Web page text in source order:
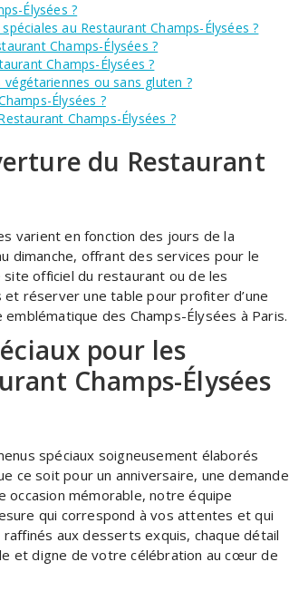
Élysées ?
au Restaurant Champs-Élysées ?
Champs-Élysées ?
Champs-Élysées ?
ou sans gluten ?
Élysées ?
Champs-Élysées ?
du Restaurant
varient en fonction des jours de la
dimanche, offrant des services pour le
officiel du restaurant ou de les
réserver une table pour profiter d’une
des Champs-Élysées à Paris.
pour les
Champs-Élysées
spéciaux soigneusement élaborés
ce soit pour un anniversaire, une demande
mémorable, notre équipe
qui correspond à vos attentes et qui
aux desserts exquis, chaque détail
et digne de votre célébration au cœur de